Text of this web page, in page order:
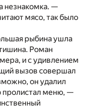
незнакомка. —
мясо, так было
рыбина ушла
Роман
и с удивлением
вызов совершал
он удалил
пролистал меню, —